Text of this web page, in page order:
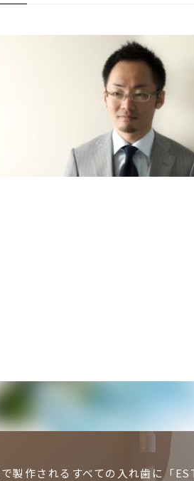
製作されるすべての入れ歯に「